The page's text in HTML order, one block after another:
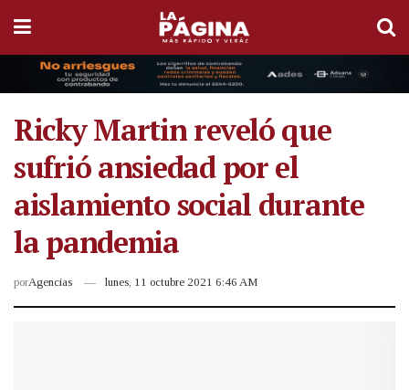
Ricky Martin reveló que
sufrió ansiedad por el
aislamiento social durante
la pandemia
porAgencias lunes, 11 octubre 2021 6:46 AM